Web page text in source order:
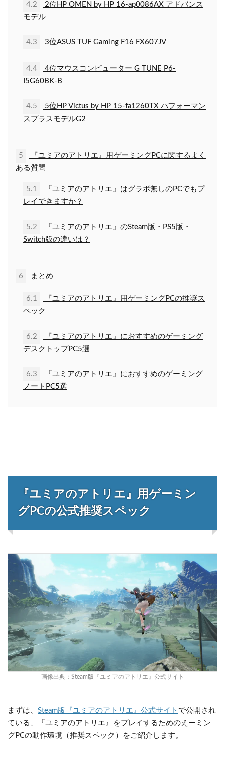
4.2
2位HP OMEN by HP 16-ap0086AX アドバンス
モデル
4.3 3位ASUS TUF Gaming F16 FX607JV
4.4
4位マウスコンピューター G TUNE P6-
I5G60BK-B
4.5
5位HP Victus by HP 15-fa1260TX パフォーマン
スプラスモデルG2
5
『ユミアのアトリエ』用ゲーミングPCに関するよく
ある質問
5.1
『ユミアのアトリエ』はグラボ無しのPCでもプ
レイできますか？
5.2
『ユミアのアトリエ』のSteam版・PS5版・
Switch版の違いは？
6 まとめ
6.1
『ユミアのアトリエ』用ゲーミングPCの推奨ス
ペック
6.2
『ユミアのアトリエ』におすすめのゲーミング
デスクトップPC5選
6.3
『ユミアのアトリエ』におすすめのゲーミング
ノートPC5選
『ユミアのアトリエ』用ゲーミン
グPCの公式推奨スペック
画像出典： Steam版『ユミアのアトリエ』公式サイト
まずは、 Steam版『ユミアのアトリエ』公式サイト で公開され
ている、『ユミアのアトリエ』をプレイするためのえーミン
グPCの動作環境（推奨スペック）をご紹介します。